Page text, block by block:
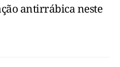
antirrábica neste